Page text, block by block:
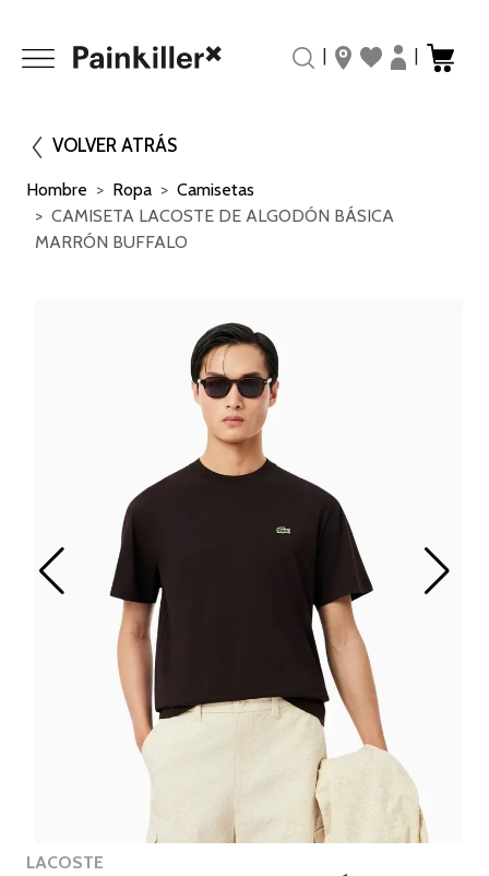
VOLVER ATRÁS
Hombre Ropa
Camisetas
CAMISETA LACOSTE DE ALGODÓN BÁSICA
MARRÓN BUFFALO
LACOSTE